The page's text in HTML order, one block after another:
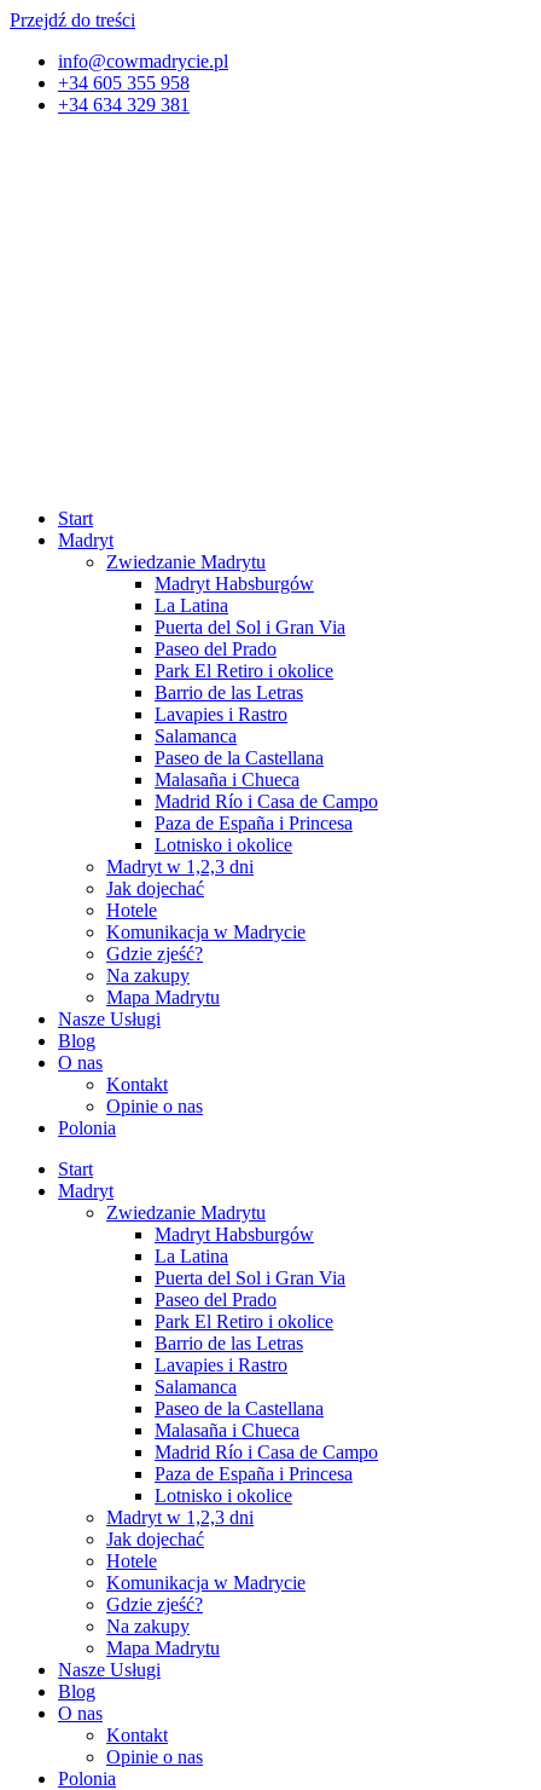
Przejdź do treści
info@cowmadrycie.pl
+34 605 355 958
+34 634 329 381​
Start
Madryt
Zwiedzanie Madrytu
Madryt Habsburgów
La Latina
Puerta del Sol i Gran Via
Paseo del Prado
Park El Retiro i okolice
Barrio de las Letras
Lavapies i Rastro
Salamanca
Paseo de la Castellana
Malasaña i Chueca
Madrid Río i Casa de Campo
Paza de España i Princesa
Lotnisko i okolice
Madryt w 1,2,3 dni
Jak dojechać
Hotele
Komunikacja w Madrycie
Gdzie zjeść?
Na zakupy
Mapa Madrytu
Nasze Usługi
Blog
O nas
Kontakt
Opinie o nas
Polonia
Start
Madryt
Zwiedzanie Madrytu
Madryt Habsburgów
La Latina
Puerta del Sol i Gran Via
Paseo del Prado
Park El Retiro i okolice
Barrio de las Letras
Lavapies i Rastro
Salamanca
Paseo de la Castellana
Malasaña i Chueca
Madrid Río i Casa de Campo
Paza de España i Princesa
Lotnisko i okolice
Madryt w 1,2,3 dni
Jak dojechać
Hotele
Komunikacja w Madrycie
Gdzie zjeść?
Na zakupy
Mapa Madrytu
Nasze Usługi
Blog
O nas
Kontakt
Opinie o nas
Polonia